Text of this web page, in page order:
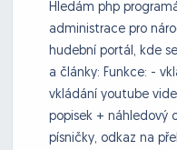
Hledám php
administrace pro
hudební portál, kde
a články: Funkce: -
vkládání youtube
popisek + náhledový
písničky, odkaz na